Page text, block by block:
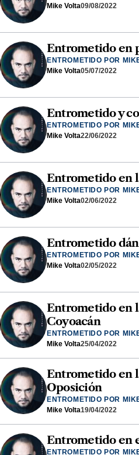
Mike Volta09/08/2022
Entrometido en
ENTROMETIDO POR
Mike Volta05/07/2022
Entrometido y
ENTROMETIDO POR
Mike Volta22/06/2022
Entrometido en
ENTROMETIDO POR
Mike Volta02/06/2022
Entrometido
ENTROMETIDO POR
Mike Volta02/05/2022
Entrometido en
Coyoacán
ENTROMETIDO POR
Mike Volta25/04/2022
Entrometido en
Oposición
ENTROMETIDO POR
Mike Volta19/04/2022
Entrometido en
ENTROMETIDO POR